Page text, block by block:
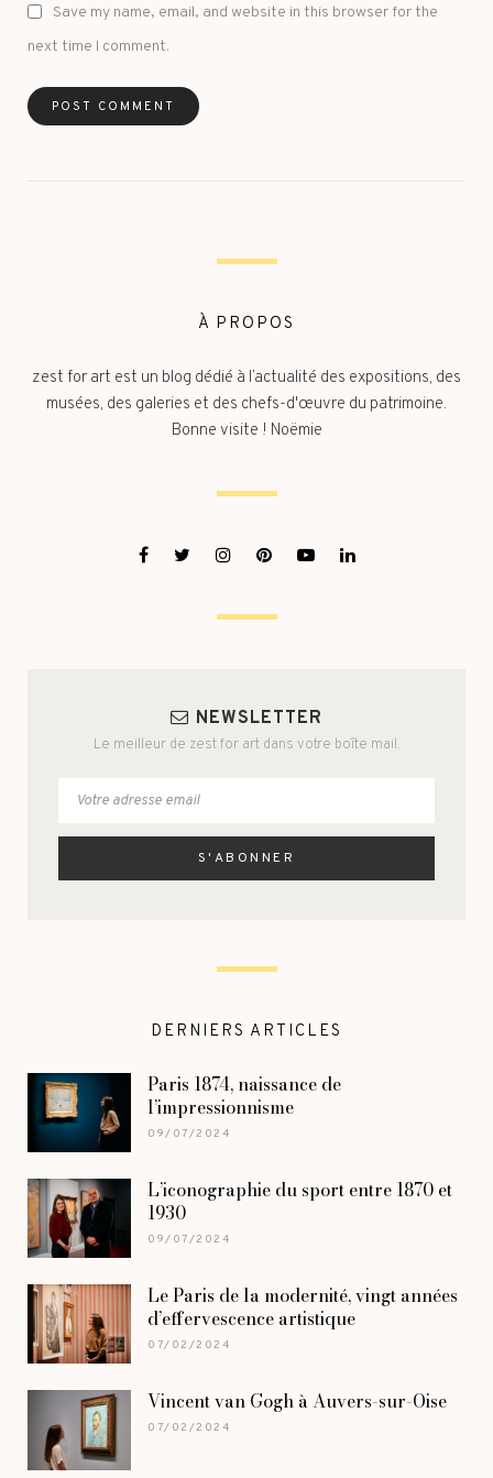
Save my name, email, and website in this browser for the
next time I comment.
À PROPOS
zest for art est un blog dédié à l’actualité des expositions, des
musées, des galeries et des chefs-d'œuvre du patrimoine.
Bonne visite ! Noëmie
NEWSLETTER
Le meilleur de zest for art dans votre boîte mail.
DERNIERS ARTICLES
Paris 1874, naissance de
l’impressionnisme
09/07/2024
L’iconographie du sport entre 1870 et
1930
09/07/2024
Le Paris de la modernité, vingt années
d’effervescence artistique
07/02/2024
Vincent van Gogh à Auvers-sur-Oise
07/02/2024